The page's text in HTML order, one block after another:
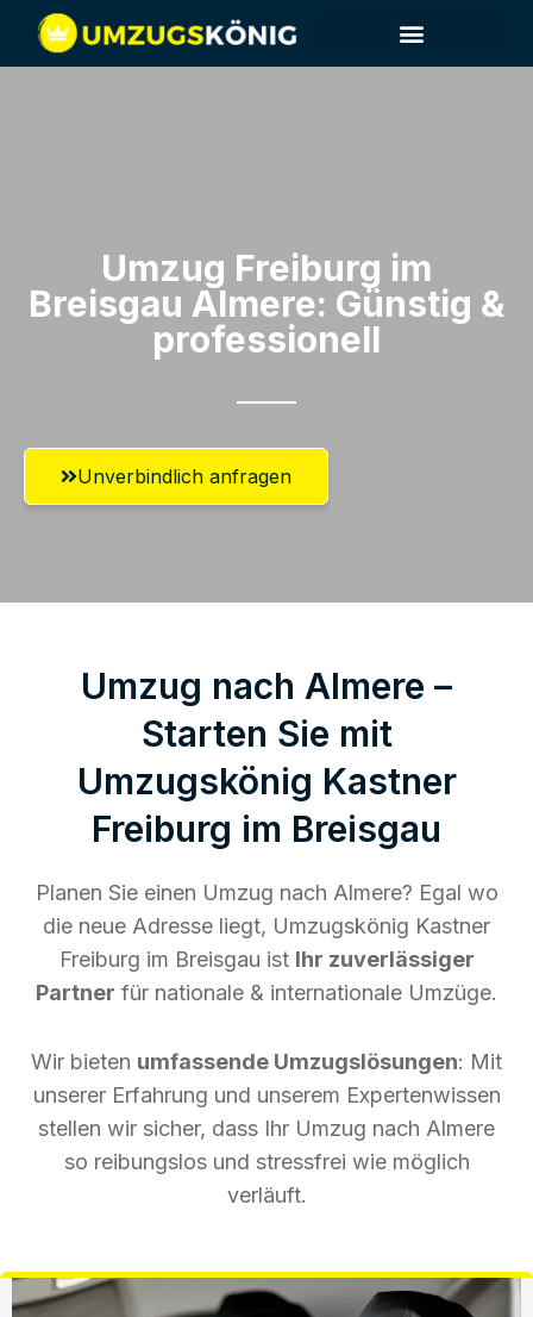
Umzug Freiburg im
Breisgau​ Almere: Günstig &
professionell​
Unverbindlich anfragen
Umzug nach Almere –
Starten Sie mit
Umzugskönig Kastner
Freiburg im Breisgau
Planen Sie einen Umzug nach Almere? Egal wo
die neue Adresse liegt, Umzugskönig Kastner
Freiburg im Breisgau ist Ihr zuverlässiger
Partner für nationale & internationale Umzüge.
Wir bieten umfassende Umzugslösungen: Mit
unserer Erfahrung und unserem Expertenwissen
stellen wir sicher, dass Ihr Umzug nach Almere
so reibungslos und stressfrei wie möglich
verläuft.